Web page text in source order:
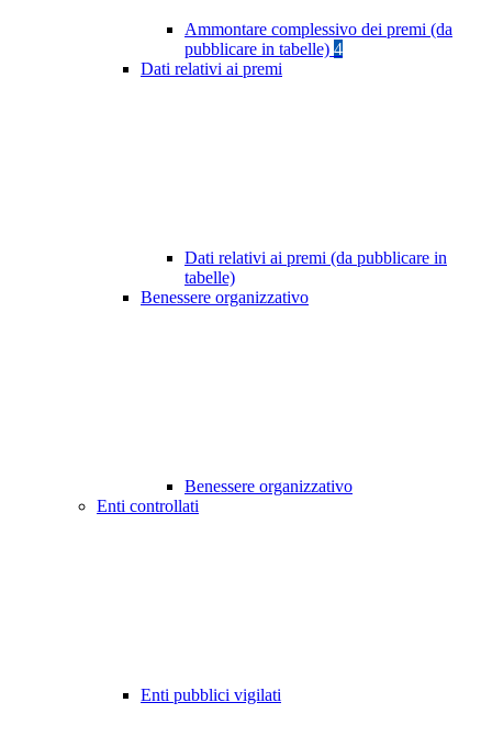
Ammontare complessivo dei premi (da
pubblicare in tabelle) 4
Dati relativi ai premi
Dati relativi ai premi (da pubblicare in
tabelle)
Benessere organizzativo
Benessere organizzativo
Enti controllati
Enti pubblici vigilati